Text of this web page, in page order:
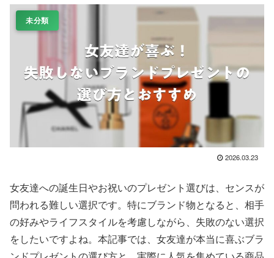
未分類
2026.03.23
女友達への誕生日やお祝いのプレゼント選びは、センスが
問われる難しい選択です。特にブランド物となると、相手
の好みやライフスタイルを考慮しながら、失敗のない選択
をしたいですよね。本記事では、女友達が本当に喜ぶブラ